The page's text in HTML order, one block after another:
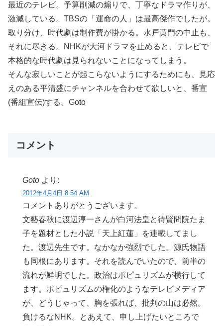
最近のテレビ。予算削減の煽りで、丁寧なドラマ作りが、
激減している。TBSの「運命の人」は最高傑作でしたが。
取り分け、時代劇は制作費が掛かる。水戸黄門の中止も、
それに尽きる。NHKが大河ドラマを止めると、テレビで
本格的な時代劇は見られないことになってしまう。
そんな寂しいことが起こらないようにするためにも、見応
えのある平清盛にチャンネルを合わせて欲しいと、番宣
(番組宣伝)する。Goto
コメント
Goto より:
2012年4月4日 8:54 AM
コメントありがとうございます。
文藝春秋に渡辺淳一さんが白河法皇と待賢問院たま
子を題材とした小説「天上紅蓮」を連載してまし
た。渡辺先生です。なかなか強烈でした。源氏物語
も同根にあります。それを読んでいたので、前半の
流れが鮮明でした。政治はポピュリズムが横行して
ます。ポピュリズムの権化のようなテレビメディア
が、どうじゃって、胸を張れば、批判の山は必然。
負けるなNHK。とあえて、申し上げたいところで